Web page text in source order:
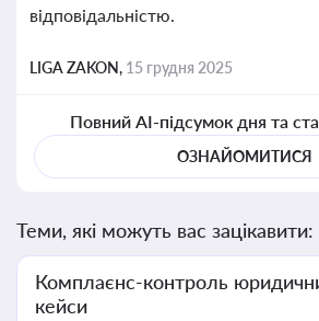
відповідальністю.
LIGA ZAKON, 15 грудня 2025
Повний AI-підсумок дня та
ОЗНАЙОМИТИСЯ
Теми, які можуть вас зацікавити:
Комплаєнс-контроль
кейси